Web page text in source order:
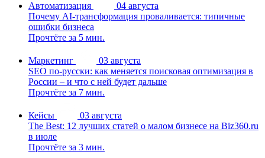
Автоматизация
04 августа
Почему AI-трансформация проваливается: типичные
ошибки бизнеса
Прочтёте за 5 мин.
Маркетинг
03 августа
SEO по-русски: как меняется поисковая оптимизация в
России – и что с ней будет дальше
Прочтёте за 7 мин.
Кейсы
03 августа
The Best: 12 лучших статей о малом бизнесе на Biz360.ru
в июле
Прочтёте за 3 мин.